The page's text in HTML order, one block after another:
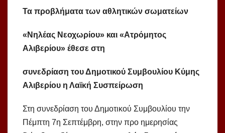
Τα προβλήματα των αθλητικών σωματείων
«Νηλέας Νεοχωρίου» και «Ατρόμητος
Αλιβερίου» έθεσε στη
συνεδρίαση του Δημοτικού Συμβουλίου Κύμης
Αλιβερίου η Λαϊκή Συσπείρωση
Στη συνεδρίαση του Δημοτικού Συμβουλίου την
Πέμπτη 7η Σεπτέμβρη, στην προ ημερησίας